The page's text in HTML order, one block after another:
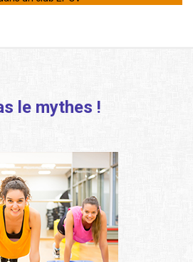
le mythes !